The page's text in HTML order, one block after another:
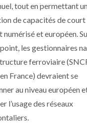
tout en permettant
de capacités de court
numérisé et européen.
les gestionnaires
ferroviaire
France) devraient se
au niveau européen
l’usage des réseaux